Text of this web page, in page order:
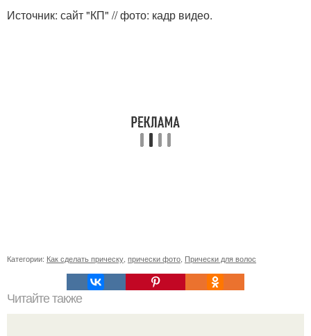
Источник: сайт "КП" // фото: кадр видео.
Категории: Как сделать прическу прически фото Прически для волос
Читайте также